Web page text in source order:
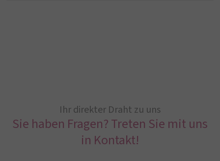
Ihr direkter Draht zu uns
Sie haben Fragen? Treten Sie mit uns
in Kontakt!